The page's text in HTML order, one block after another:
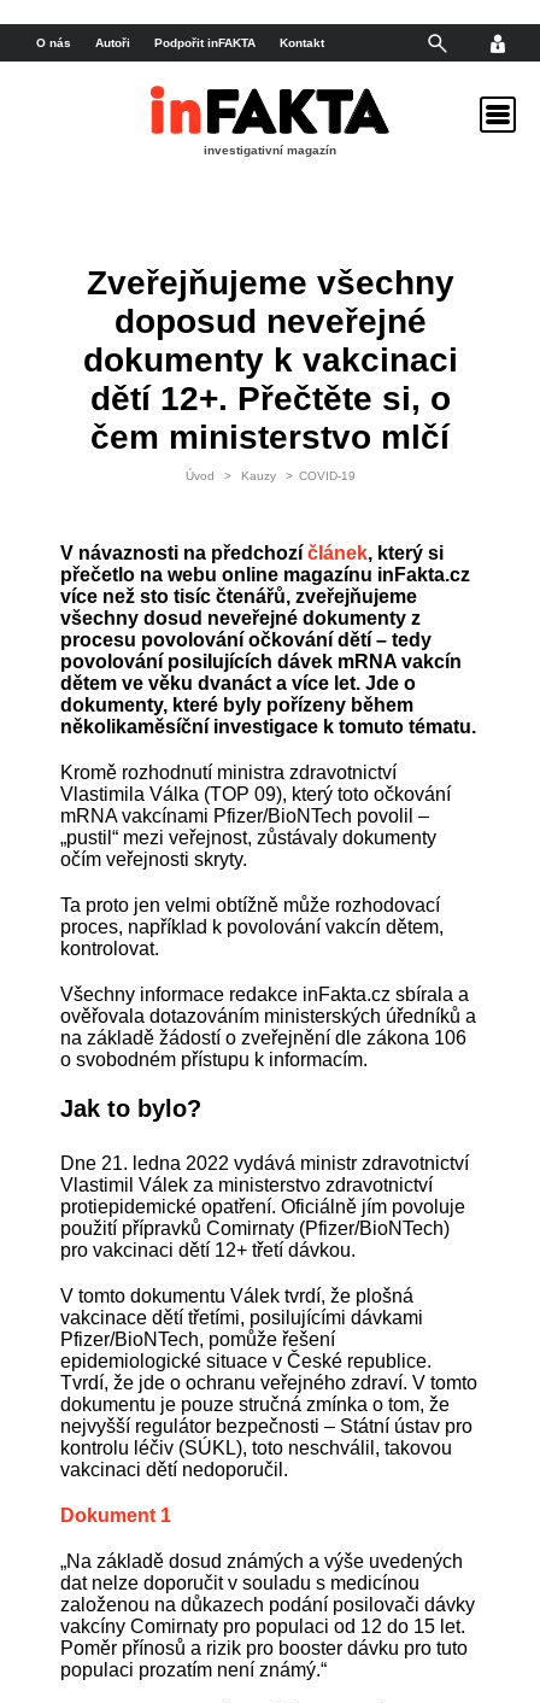
Zveřejňujeme všechny
doposud neveřejné
dokumenty k vakcinaci
dětí 12+. Přečtěte si, o
čem ministerstvo mlčí
Úvod > Kauzy > COVID-19
V návaznosti na předchozí článek, který si
přečetlo na webu online magazínu inFakta.cz
více než sto tisíc čtenářů, zveřejňujeme
všechny dosud neveřejné dokumenty z
procesu povolování očkování dětí – tedy
povolování posilujících dávek mRNA vakcín
dětem ve věku dvanáct a více let. Jde o
dokumenty, které byly pořízeny během
několikaměsíční investigace k tomuto tématu.
Kromě rozhodnutí ministra zdravotnictví
Vlastimila Válka (TOP 09), který toto očkování
mRNA vakcínami Pfizer/BioNTech povolil –
„pustil“ mezi veřejnost, zůstávaly dokumenty
očím veřejnosti skryty.
Ta proto jen velmi obtížně může rozhodovací
proces, například k povolování vakcín dětem,
kontrolovat.
Všechny informace redakce inFakta.cz sbírala a
ověřovala dotazováním ministerských úředníků a
na základě žádostí o zveřejnění dle zákona 106
o svobodném přístupu k informacím.
Jak to bylo?
Dne 21. ledna 2022 vydává ministr zdravotnictví
Vlastimil Válek za ministerstvo zdravotnictví
protiepidemické opatření. Oficiálně jím povoluje
použití přípravků Comirnaty (Pfizer/BioNTech)
pro vakcinaci dětí 12+ třetí dávkou.
V tomto dokumentu Válek tvrdí, že plošná
vakcinace dětí třetími, posilujícími dávkami
Pfizer/BioNTech, pomůže řešení
epidemiologické situace v České republice.
Tvrdí, že jde o ochranu veřejného zdraví. V tomto
dokumentu je pouze stručná zmínka o tom, že
nejvyšší regulátor bezpečnosti – Státní ústav pro
kontrolu léčiv (SÚKL), toto neschválil, takovou
vakcinaci dětí nedoporučil.
Dokument 1
„Na základě dosud známých a výše uvedených
dat nelze doporučit v souladu s medicínou
založenou na důkazech podání posilovači dávky
vakcíny Comirnaty pro populaci od 12 do 15 let.
Poměr přínosů a rizik pro booster dávku pro tuto
populaci prozatím není známý.“
investigativní magazín
O nás Autoři Podpořit inFAKTA Kontakt